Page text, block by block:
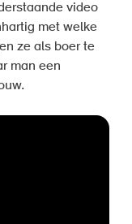
video
met welke
ze als boer te
man een